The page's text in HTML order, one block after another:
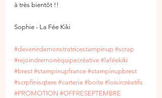
à très bientôt !!
Sophie - La Fée Kiki
#devenirdemonstratricestampinup #scrap
#rejoindremonéquipecréative #laféekiki
#brest #stampinupfrance #stampinupbrest
#scrpfinisqtere #carterie #boite #loisircréatifs
#PROMOTION #OFFRESEPTEMBRE